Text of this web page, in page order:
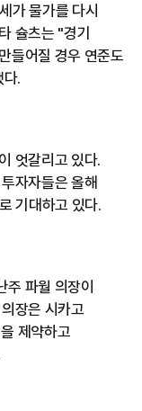
가 물가를 다시
슐츠는 "경기
들어질 경우 연준도
.
엇갈리고 있다.
자자들은 올해
기대하고 있다.
파월 의장이
장은 시카고
제약하고